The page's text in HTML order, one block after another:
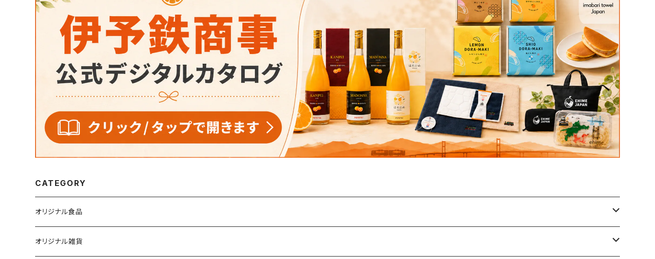
CATEGORY
オリジナル食品
銘菓・名産
オリジナル雑貨